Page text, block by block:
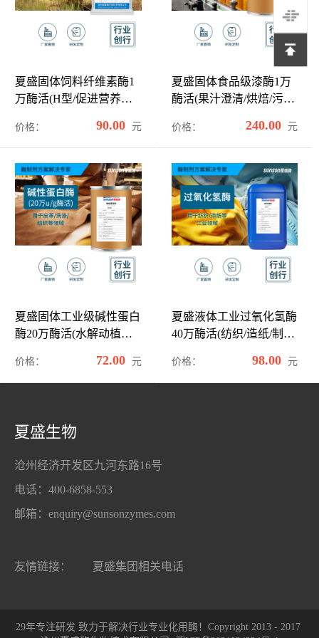
夏盛固体饲料纤维素酶1
万酶活(H型/促进营养物
价格： 90.00 元
夏盛固体食品级漆酶1万
酶活(果汁澄清/烘焙/污水
价格： 240.00 元
夏盛固体工业级碱性蛋白
酶20万酶活(水解动植物
价格： 72.00 元
夏盛液体工业过氧化氢酶
40万酶活(纺织/造纸/制备
2001
价格： 98.00 元
夏盛生物
沧州经济开发区九河东路16号
电话：400-6858-553
邮箱：enquiry@sunsonzymes.com
友情链接： 夏盛集团相关电话
29年专注研发 致力于解决行业专业化用酶！Copyright 2013 - 2017